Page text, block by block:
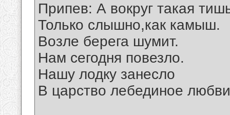
Припев: А вокруг такая
Только слышно,как камыш.
Возле берега шумит.
Нам сегодня повезло.
Нашу лодку занесло
В царство лебединое